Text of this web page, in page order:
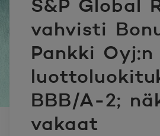
S&P Global
vahvisti
Pankki Oyj:n
BBB/A‑2;
vakaat